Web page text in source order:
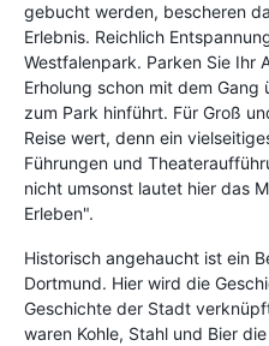
gebucht werden, bescheren
Erlebnis. Reichlich
Westfalenpark. Parken Sie Ihr
Erholung schon mit dem
zum Park hinführt. Für Groß
Reise wert, denn ein
Führungen und
nicht umsonst lautet hier das
Erleben".
Historisch angehaucht ist ein
Dortmund. Hier wird die
Geschichte der Stadt
waren Kohle, Stahl und Bier